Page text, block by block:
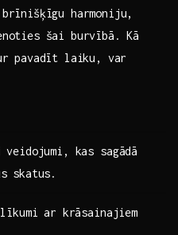
brīnišķīgu harmoniju,
šai burvībā. Kā
pavadīt laiku, var
veidojumi, kas sagādā
skatus.
ar krāsainajiem